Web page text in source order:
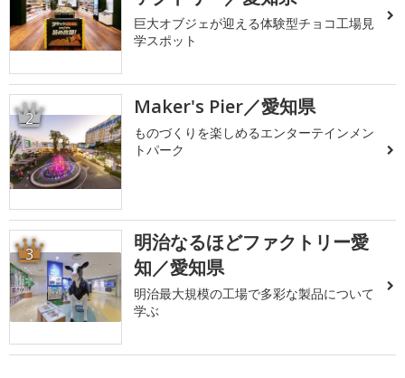
巨大オブジェが迎える体験型チョコ工場見
学スポット
2 Maker's Pier／愛知県
ものづくりを楽しめるエンターテインメン
トパーク
3
明治なるほどファクトリー愛
知／愛知県
明治最大規模の工場で多彩な製品について
学ぶ